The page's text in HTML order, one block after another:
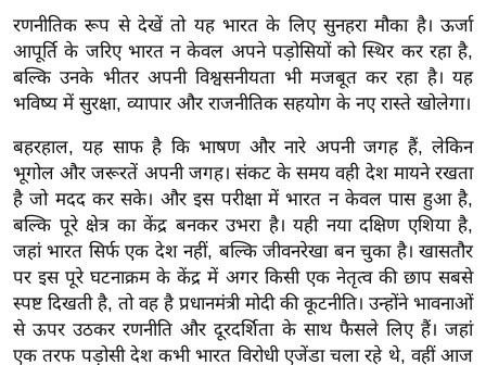
ला
इ
फ
इ
ल
टे
क्नॉ
लॉ
जी
ब्यू
टी
रणनीतिक रूप से देखें तो यह भारत के लिए सुनहरा मौका है। ऊर्जा
आपूर्ति के जरिए भारत न केवल अपने पड़ोसियों को स्थिर कर रहा है,
बल्कि उनके भीतर अपनी विश्वसनीयता भी मजबूत कर रहा है। यह
भविष्य में सुरक्षा, व्यापार और राजनीतिक सहयोग के नए रास्ते खोलेगा।
बहरहाल, यह साफ है कि भाषण और नारे अपनी जगह हैं, लेकिन
भूगोल और जरूरतें अपनी जगह। संकट के समय वही देश मायने रखता
है जो मदद कर सके। और इस परीक्षा में भारत न केवल पास हुआ है,
बल्कि पूरे क्षेत्र का केंद्र बनकर उभरा है। यही नया दक्षिण एशिया है,
जहां भारत सिर्फ एक देश नहीं, बल्कि जीवनरेखा बन चुका है। खासतौर
पर इस पूरे घटनाक्रम के केंद्र में अगर किसी एक नेतृत्व की छाप सबसे
स्पष्ट दिखती है, तो वह है प्रधानमंत्री मोदी की कूटनीति। उन्होंने भावनाओं
से ऊपर उठकर रणनीति और दूरदर्शिता के साथ फैसले लिए हैं। जहां
एक तरफ पड़ोसी देश कभी भारत विरोधी एजेंडा चला रहे थे, वहीं आज